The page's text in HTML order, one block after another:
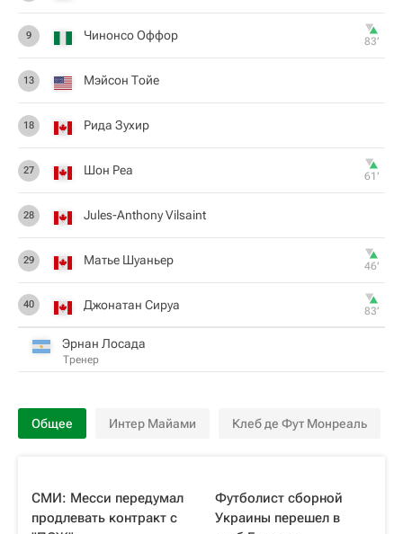
9 Чинонсо Оффор 83‎’‎
13 Мэйсон Тойе
18 Рида Зухир
27 Шон Реа 61‎’‎
28 Jules-Anthony Vilsaint
29 Матье Шуаньер 46‎’‎
40 Джонатан Сируа 83‎’‎
Эрнан Лосада
Тренер
Общее Интер Майами Клеб де Фут Монреаль
СМИ: Месси передумал
продлевать контракт с
Футболист сборной
Украины перешел в